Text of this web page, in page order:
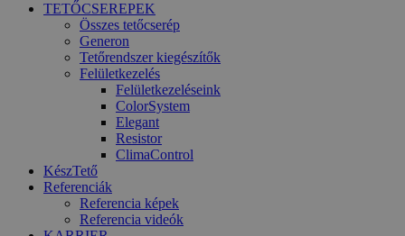
TETŐCSEREPEK
Összes tetőcserép
Generon
Tetőrendszer kiegészítők
Felületkezelés
Felületkezeléseink
ColorSystem
Elegant
Resistor
ClimaControl
KészTető
Referenciák
Referencia képek
Referencia videók